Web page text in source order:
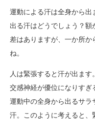
運動による汗は全身から出
出る汗はどうでしょう？額
差はありますが、一か所か
ね。
人は緊張すると汗が出ま
交感神経が優位になりすぎ
運動中の全身から出るサラ
汗。このように考えると